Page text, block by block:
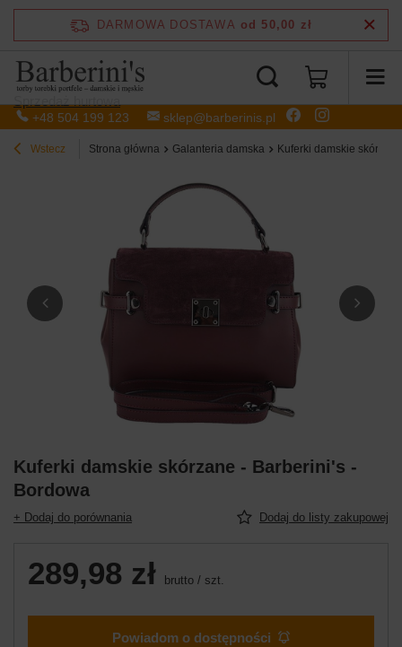
+48 504 199 123 sklep@barberinis.pl
DARMOWA DOSTAWA od 50,00 zł
Wstecz Strona główna Galanteria damska Kuferki damskie
Kuferki damskie skórzane - Barberini's -
Bordowa
+ Dodaj do porównania Dodaj do listy zakupowej
289,98 zł brutto / szt.
Powiadom o dostępności